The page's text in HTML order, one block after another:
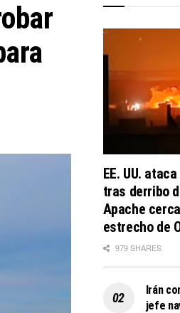
EE. UU.
tras derribo
Apache
estrecho de
979 SHARES
Irán
jefe